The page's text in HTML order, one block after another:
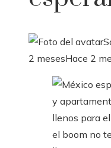
2 mesesHace 2